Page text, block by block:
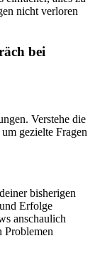
nicht verloren
bei
Verstehe die
gezielte Fragen
bisherigen
Erfolge
anschaulich
Problemen